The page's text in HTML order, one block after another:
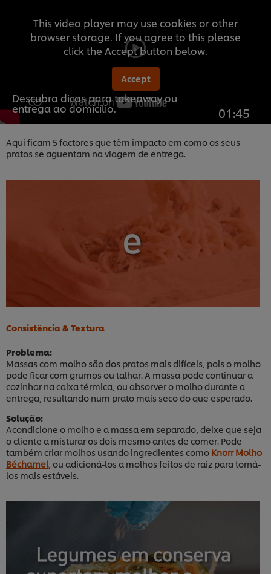
This video player may use cookies or other
browser storage. If you agree to this please
click the Accept button below.
Accept
Descubra dicas para takeaway ou
entrega ao domicílio. 01:45
Aqui ficam 5 factores que têm impacto em como os seus
pratos se aguentam na viagem de entrega.
Consistência & Textura
Problema:
Massas com molho são dos pratos mais difíceis, pois o molho
pode ficar com grumos ou talhar. A massa pode continuar a
cozinhar na caixa térmica, ou absorver o molho durante a
entrega, resultando num prato mais seco do que esperado.
Solução:
Acondicione o molho e a massa em separado, deixe que seja
o cliente a misturar os dois mesmo antes de comer. Pode
também criar molhos usando ingredientes como Knorr Molho
Béchamel, ou adicioná-los a molhos feitos de raiz para torná-
los mais estáveis.